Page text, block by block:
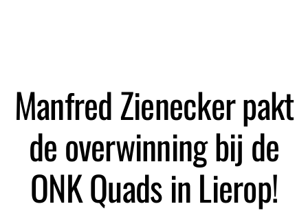
Manfred Zienecker pakt
de overwinning bij de
ONK Quads in Lierop!